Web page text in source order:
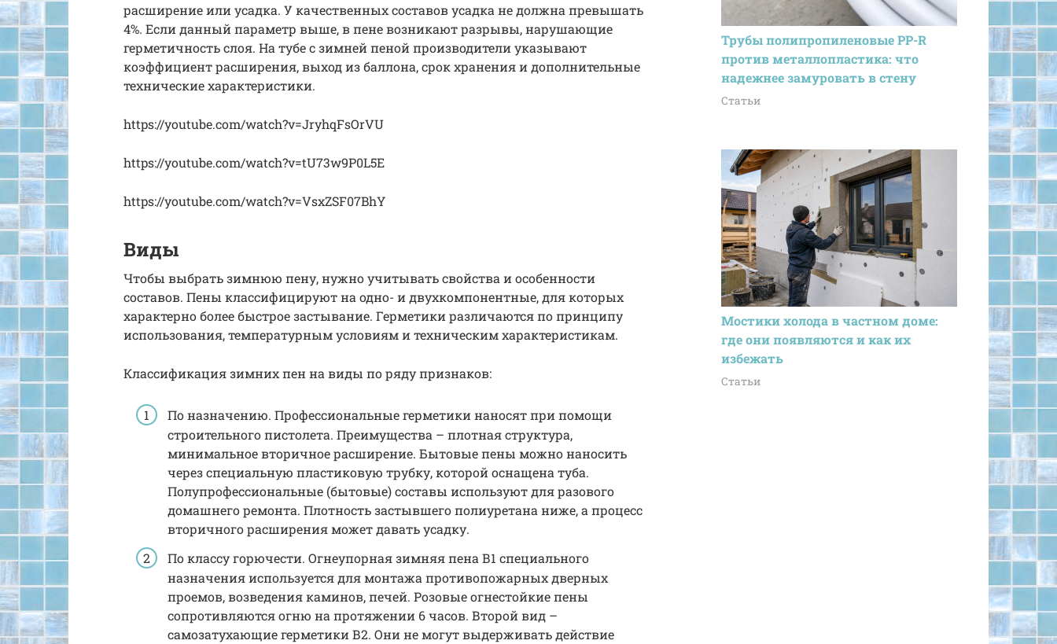
расширение или усадка. У качественных составов усадка не должна превышать
4%. Если данный параметр выше, в пене возникают разрывы, нарушающие
герметичность слоя. На тубе с зимней пеной производители указывают
коэффициент расширения, выход из баллона, срок хранения и дополнительные
технические характеристики.
https://youtube.com/watch?v=JryhqFsOrVU
https://youtube.com/watch?v=tU73w9P0L5E
https://youtube.com/watch?v=VsxZSF07BhY
Виды
Чтобы выбрать зимнюю пену, нужно учитывать свойства и особенности
составов. Пены классифицируют на одно- и двухкомпонентные, для которых
характерно более быстрое застывание. Герметики различаются по принципу
использования, температурным условиям и техническим характеристикам.
Классификация зимних пен на виды по ряду признаков:
По назначению. Профессиональные герметики наносят при помощи
строительного пистолета. Преимущества – плотная структура,
минимальное вторичное расширение. Бытовые пены можно наносить
через специальную пластиковую трубку, которой оснащена туба.
Полупрофессиональные (бытовые) составы используют для разового
домашнего ремонта. Плотность застывшего полиуретана ниже, а процесс
вторичного расширения может давать усадку.
По классу горючести. Огнеупорная зимняя пена В1 специального
назначения используется для монтажа противопожарных дверных
проемов, возведения каминов, печей. Розовые огнестойкие пены
сопротивляются огню на протяжении 6 часов. Второй вид –
самозатухающие герметики В2. Они не могут выдерживать действие
Трубы полипропиленовые PP-R
против металлопластика: что
надежнее замуровать в стену
Статьи
Мостики холода в частном доме:
где они появляются и как их
избежать
Статьи